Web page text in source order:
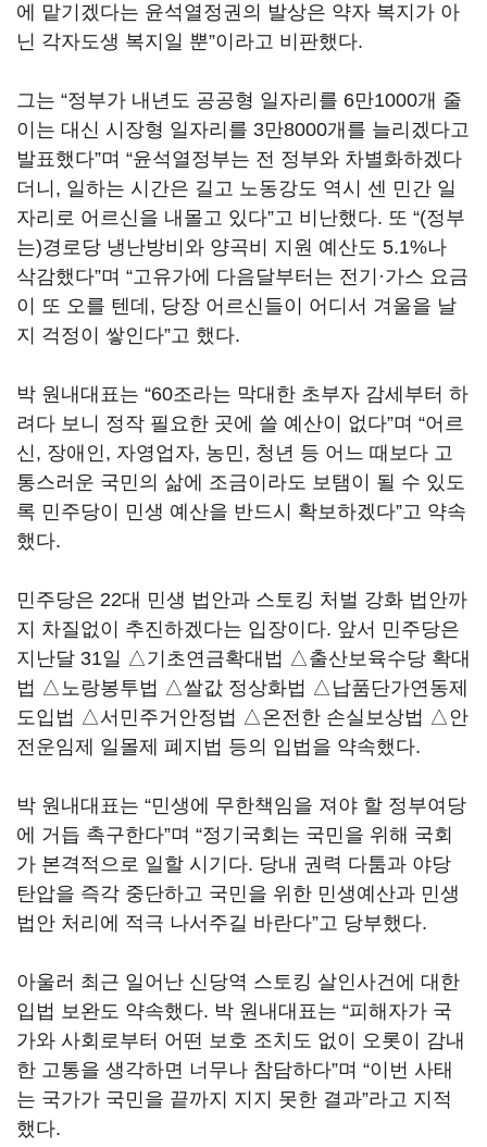
에 맡기겠다는 윤석열정권의 발상은 약자 복지가 아
닌 각자도생 복지일 뿐”이라고 비판했다.
그는 “정부가 내년도 공공형 일자리를 6만1000개 줄
이는 대신 시장형 일자리를 3만8000개를 늘리겠다고
발표했다”며 “윤석열정부는 전 정부와 차별화하겠다
더니, 일하는 시간은 길고 노동강도 역시 센 민간 일
자리로 어르신을 내몰고 있다”고 비난했다. 또 “(정부
는)경로당 냉난방비와 양곡비 지원 예산도 5.1%나
삭감했다”며 “고유가에 다음달부터는 전기·가스 요금
이 또 오를 텐데, 당장 어르신들이 어디서 겨울을 날
지 걱정이 쌓인다”고 했다.
박 원내대표는 “60조라는 막대한 초부자 감세부터 하
려다 보니 정작 필요한 곳에 쓸 예산이 없다”며 “어르
신, 장애인, 자영업자, 농민, 청년 등 어느 때보다 고
통스러운 국민의 삶에 조금이라도 보탬이 될 수 있도
록 민주당이 민생 예산을 반드시 확보하겠다”고 약속
했다.
민주당은 22대 민생 법안과 스토킹 처벌 강화 법안까
지 차질없이 추진하겠다는 입장이다. 앞서 민주당은
지난달 31일 △기초연금확대법 △출산보육수당 확대
법 △노랑봉투법 △쌀값 정상화법 △납품단가연동제
도입법 △서민주거안정법 △온전한 손실보상법 △안
전운임제 일몰제 폐지법 등의 입법을 약속했다.
박 원내대표는 “민생에 무한책임을 져야 할 정부여당
에 거듭 촉구한다”며 “정기국회는 국민을 위해 국회
가 본격적으로 일할 시기다. 당내 권력 다툼과 야당
탄압을 즉각 중단하고 국민을 위한 민생예산과 민생
법안 처리에 적극 나서주길 바란다”고 당부했다.
아울러 최근 일어난 신당역 스토킹 살인사건에 대한
입법 보완도 약속했다. 박 원내대표는 “피해자가 국
가와 사회로부터 어떤 보호 조치도 없이 오롯이 감내
한 고통을 생각하면 너무나 참담하다”며 “이번 사태
는 국가가 국민을 끝까지 지지 못한 결과”라고 지적
했다.